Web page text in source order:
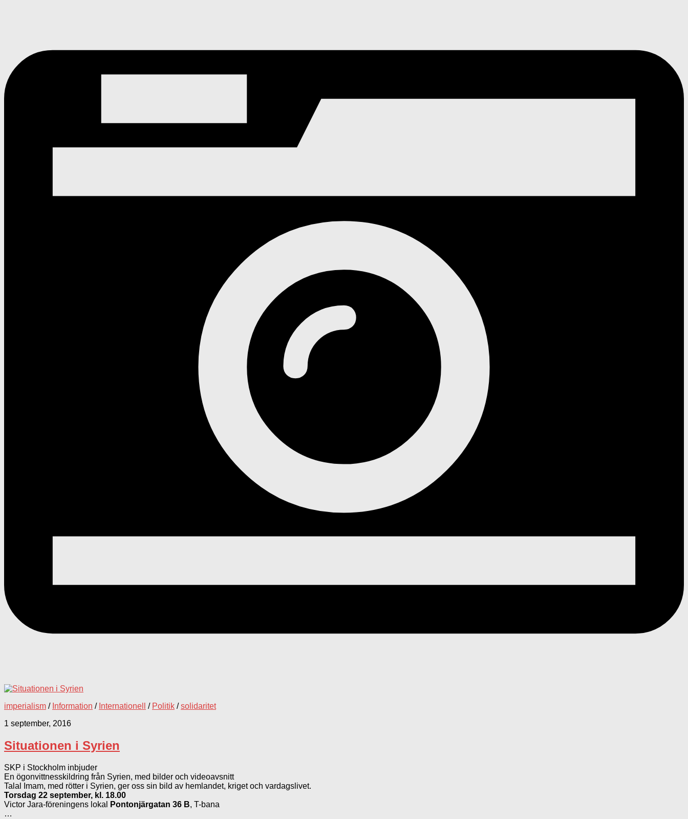
imperialism / Information / Internationell / Politik /solidaritet
1 september, 2016
Situationen i Syrien
SKP i Stockholm inbjuder
En ögonvittnesskildring från Syrien, med bilder och videoavsnitt
Talal Imam, med rötter i Syrien, ger oss sin bild av hemlandet, kriget och vardagslivet.
Torsdag 22 september, kl. 18.00
Victor Jara-föreningens lokal
Pontonjärgatan 36 B, T-bana
…